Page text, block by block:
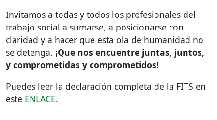
Invitamos a todas y todos los profesionales del
trabajo social a sumarse, a posicionarse con
claridad y a hacer que esta ola de humanidad no
se detenga. ¡Que nos encuentre juntas, juntos,
y comprometidas y comprometidos!
Puedes leer la declaración completa de la FITS en
este ENLACE.